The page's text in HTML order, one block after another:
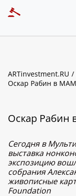
ARTinvestment.RU
Оскар Рабин в
Оскар
Сегодня в
выставка
экспозицию
собрания
живописные
Foundation